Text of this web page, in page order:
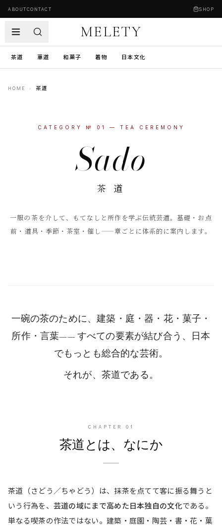
ABOUTCONTACT SHOP
MELETY
茶道 華道 和菓子 着物 日本文化
HOME › 茶道
CATEGORY № 01 — TEA CEREMONY
Sadō
茶 道
一服の茶を介して、もてなしと所作を学ぶ伝統芸道。基礎・お点
前・道具・季節・茶室・催し——章ごとに体系的に案内します。
一碗の茶のために、建築・庭・器・花・菓子・
所作・言葉—— すべての要素が結び合う、日本
でもっとも総合的な芸術。
それが、茶道である。
CHAPTER 01
茶道とは、なにか
茶道（さどう／ちゃどう）は、抹茶を点てて客に振る舞うと
いう行為を、 芸道の域にまで高めた日本独自の文化である。
単なる喫茶の作法ではない。建築・庭園・陶芸・書・花・菓